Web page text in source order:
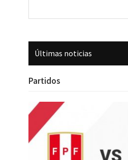
Últimas noticias
Partidos